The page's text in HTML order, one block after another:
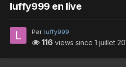
luffy999 en live
Par luffy999
116 views since 1 juillet